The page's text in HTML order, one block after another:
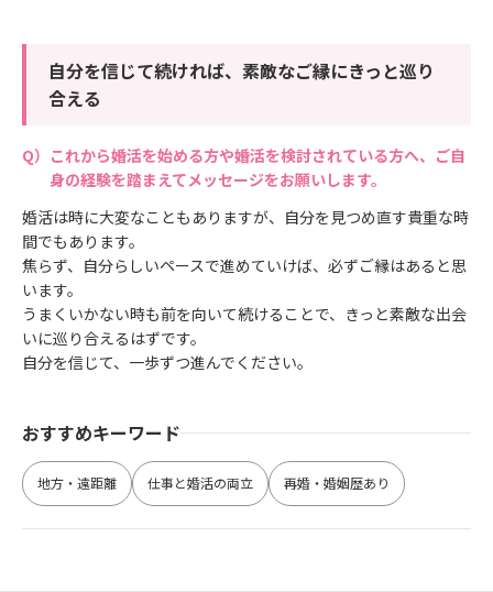
自分を信じて続ければ、素敵なご縁にきっと巡り
合える
これから婚活を始める方や婚活を検討されている方へ、ご自
身の経験を踏まえてメッセージをお願いします。
婚活は時に大変なこともありますが、自分を見つめ直す貴重な時
間でもあります。
焦らず、自分らしいペースで進めていけば、必ずご縁はあると思
います。
うまくいかない時も前を向いて続けることで、きっと素敵な出会
いに巡り合えるはずです。
自分を信じて、一歩ずつ進んでください。
おすすめキーワード
地方・遠距離 仕事と婚活の両立 再婚・婚姻歴あり